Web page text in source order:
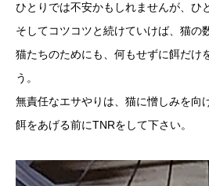
ひとりでは不安かもしれませんが、ひ
そしてコツコツと続けていけば、猫の
猫たちのためにも、何もせずに餌だけ
う。
無責任なエサやりは、猫に憎しみを向
餌をあげる前にTNRをして下さい。